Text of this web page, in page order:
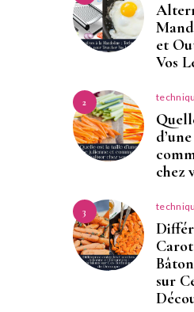
et
Vos
2
chez
3
sur